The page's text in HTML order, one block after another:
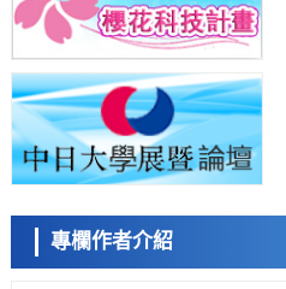
化火災防控
科學研究
福井大學發現細胞記憶過往並抑制反
迥異之謎
科學研究
神戶大學確認口服癌症疫苗B440單
癌患者中開展臨床試驗
政策
日本發布《令和8年版科學技術與創新
科學研究
東京大學發現可誘導細胞死亡的新型
專欄作者介紹
小岩井忠道
陳小牧 李鷗